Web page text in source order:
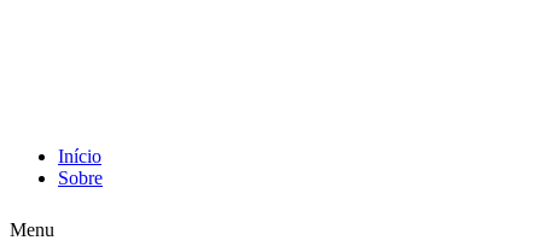
Início
Sobre
Menu